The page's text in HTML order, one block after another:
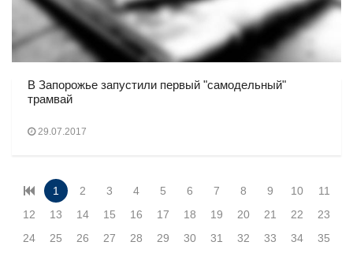
В Запорожье запустили первый "самодельный"
трамвай
29.07.2017
1 2 3 4 5 6 7 8 9 10
11
12
13 14 15 16 17 18 19 20 21 22
23
24
25 26 27 28 29 30 31 32 33 34
35